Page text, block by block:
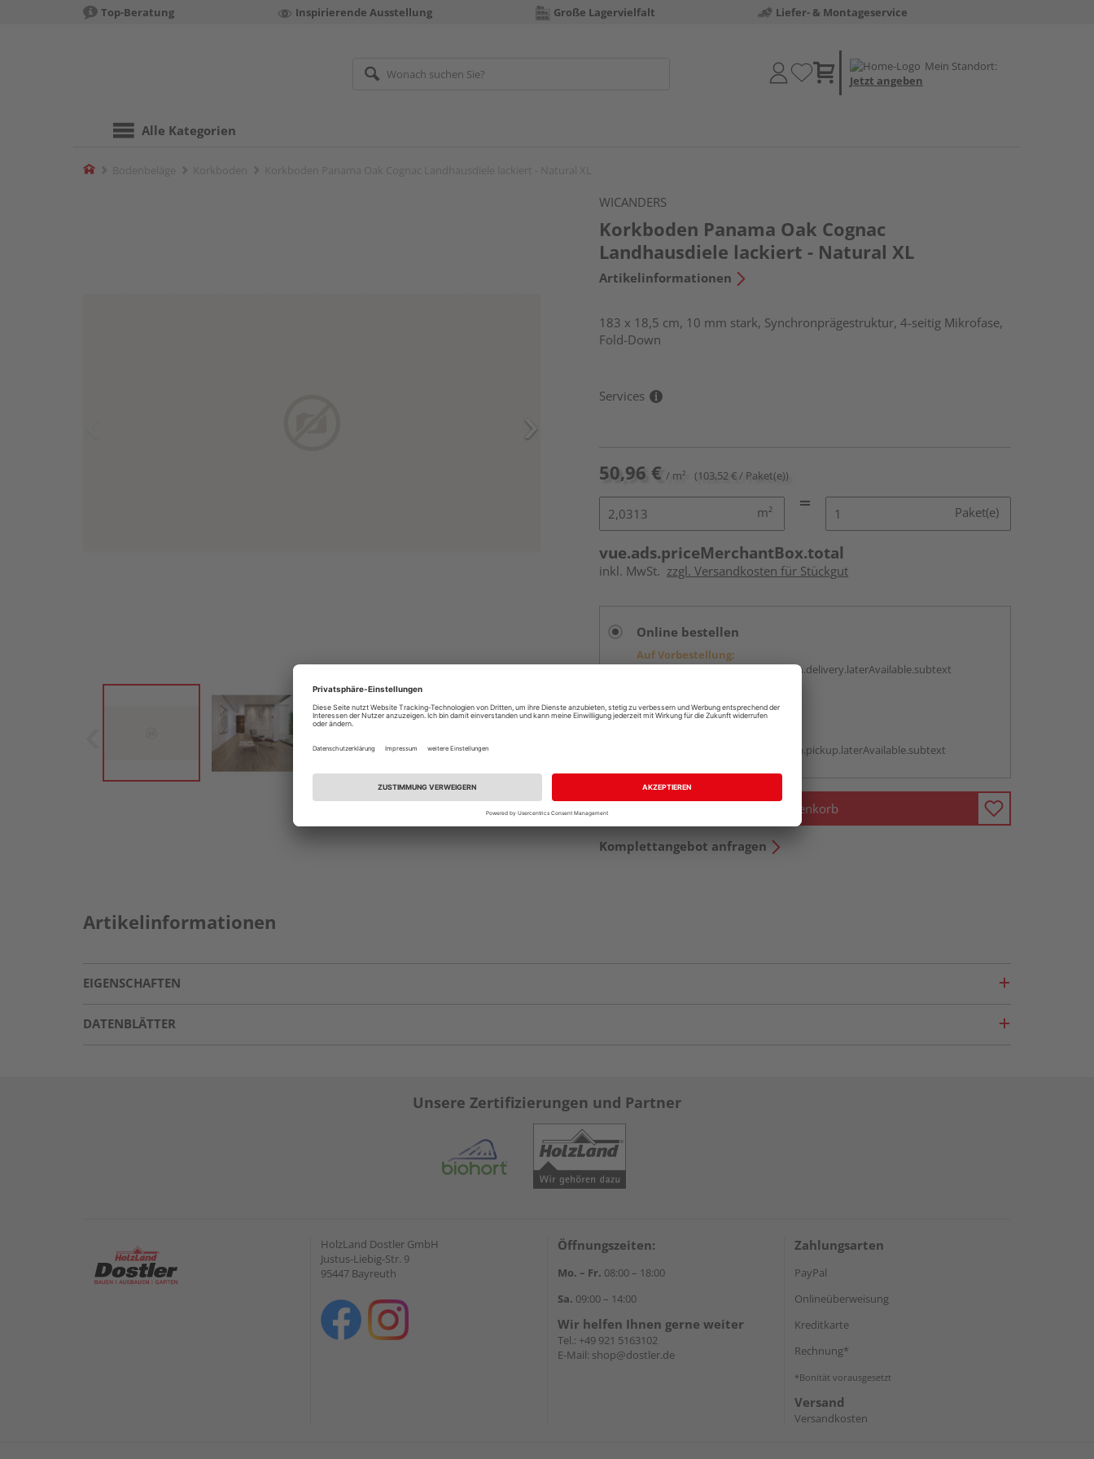
Top-Beratung Inspirierende Ausstellung Große Lagervielfalt Liefer- & Montageservice
Mein Standort:
Jetzt angeben
Alle Kategorien
Home
WICANDERS
Korkboden Panama Oak Cognac
Landhausdiele lackiert - Natural XL
Artikelinformationen
183 x 18,5 cm, 10 mm stark, Synchronprägestruktur, 4-seitig Mikrofase,
Fold-Down
Services
50,96 € / m² (103,52 € / Paket(e))
m² Paket(e)
vue.ads.priceMerchantBox.total
inkl. MwSt. zzgl. Versandkosten für Stückgut
Online bestellen
Auf Vorbestellung:
vue.ads.priceMerchantBox.option.delivery.laterAvailable.subtext
Beim Händler abholen
vue.ads.priceMerchantBox.option.pickup.laterAvailable.subtext
In den Warenkorb
Komplettangebot anfragen
Artikelinformationen
EIGENSCHAFTEN
DATENBLÄTTER
Unsere Zertifizierungen und Partner
HolzLand Dostler GmbH
Justus-Liebig-Str. 9
95447 Bayreuth
Öffnungszeiten:
Mo. – Fr. 08:00 – 18:00
Sa. 09:00 – 14:00
Wir helfen Ihnen gerne weiter
Tel.: +49 921 5163102
E-Mail: shop@dostler.de
Zahlungsarten
PayPal
Onlineüberweisung
Kreditkarte
Rechnung*
*Bonität vorausgesetzt
Versand
Versandkosten